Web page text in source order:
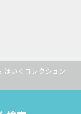
ほいくコレクション